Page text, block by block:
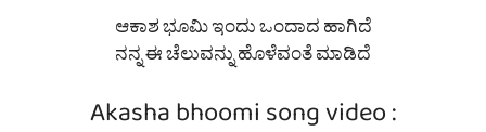
ಆಕಾಶ ಭೂಮಿ ಇಂದು ಒಂದಾದ ಹಾಗಿದೆ
ನನ್ನ ಈ ಚೆಲುವನ್ನು ಹೊಳೆವಂತೆ ಮಾಡಿದೆ
Akasha bhoomi song video :